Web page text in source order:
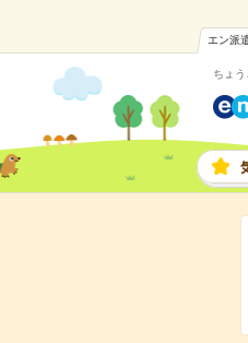
エン派
ちょ